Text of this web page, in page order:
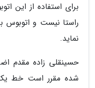
برای استفاده از این
راستا نیست و اتوبوس
نماید.
حسینقلی زاده مقدم